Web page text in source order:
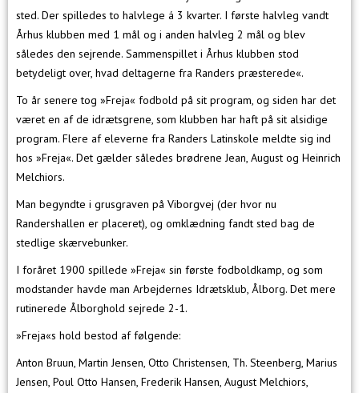
sted. Der spilledes to halvlege á 3 kvarter. I første halvleg vandt
Århus klubben med 1 mål og i anden halvleg 2 mål og blev
således den sejrende. Sammenspillet i Århus klubben stod
betydeligt over, hvad deltagerne fra Randers præsterede«.
To år senere tog »Freja« fodbold på sit program, og siden har det
været en af de idrætsgrene, som klubben har haft på sit alsidige
program. Flere af eleverne fra Randers Latinskole meldte sig ind
hos »Freja«. Det gælder således brødrene Jean, August og Heinrich
Melchiors.
Man begyndte i grusgraven på Viborgvej (der hvor nu
Randershallen er placeret), og omklædning fandt sted bag de
stedlige skærvebunker.
I foråret 1900 spillede »Freja« sin første fodboldkamp, og som
modstander havde man Arbejdernes Idrætsklub, Ålborg. Det mere
rutinerede Ålborghold sejrede 2-1.
»Freja«s hold bestod af følgende:
Anton Bruun, Martin Jensen, Otto Christensen, Th. Steenberg, Marius
Jensen, Poul Otto Hansen, Frederik Hansen, August Melchiors,